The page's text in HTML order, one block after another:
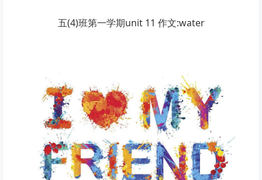
五(4)班第一学期unit 11 作文:water